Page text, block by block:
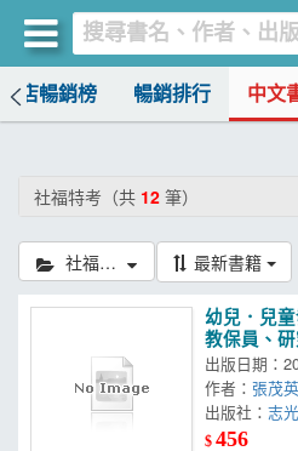
書店暢銷榜 暢銷排行 中文
社福特考（共 12 筆）
社福特考 最新書籍
幼兒．兒
教保員、
出版日期：
作者：張茂英
出版社：
$456
買書網
書店暢銷榜
簡體書